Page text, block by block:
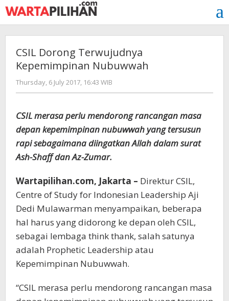
Skip
to
content
CSIL Dorong Terwujudnya
Kepemimpinan Nubuwwah
Thursday, 6 July 2017, 16:43 WIB
redaksi
CSIL merasa perlu mendorong rancangan masa
depan kepemimpinan nubuwwah yang tersusun
rapi sebagaimana diingatkan Allah dalam surat
Ash-Shaff dan Az-Zumar.
Wartapilihan.com, Jakarta – Direktur CSIL,
Centre of Study for Indonesian Leadership Aji
Dedi Mulawarman menyampaikan, beberapa
hal harus yang didorong ke depan oleh CSIL,
sebagai lembaga think thank, salah satunya
adalah Prophetic Leadership atau
Kepemimpinan Nubuwwah.
“CSIL merasa perlu mendorong rancangan masa